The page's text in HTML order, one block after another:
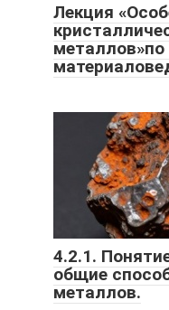
Лекция
4.2.1.
общие
металлов.